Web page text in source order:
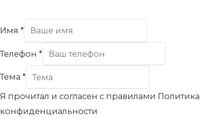
Имя *
Телефон *
Тема *
Я прочитал и согласен с правилами Политика
конфиденциальности